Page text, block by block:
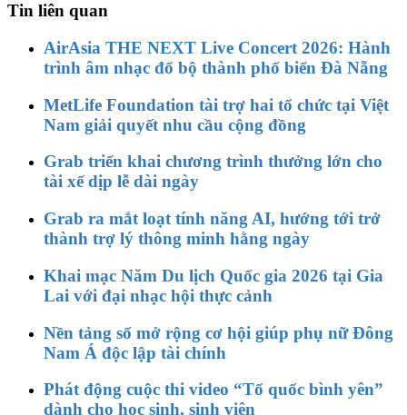
Tin liên quan
AirAsia THE NEXT Live Concert 2026: Hành
trình âm nhạc đổ bộ thành phố biển Đà Nẵng
MetLife Foundation tài trợ hai tổ chức tại Việt
Nam giải quyết nhu cầu cộng đồng
Grab triển khai chương trình thưởng lớn cho
tài xế dịp lễ dài ngày
Grab ra mắt loạt tính năng AI, hướng tới trở
thành trợ lý thông minh hằng ngày
Khai mạc Năm Du lịch Quốc gia 2026 tại Gia
Lai với đại nhạc hội thực cảnh
Nền tảng số mở rộng cơ hội giúp phụ nữ Đông
Nam Á độc lập tài chính
Phát động cuộc thi video “Tổ quốc bình yên”
dành cho học sinh, sinh viên